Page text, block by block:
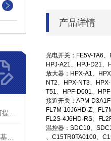
产品详情
光电开关：FE5V-TA6
HPJ-A21、HPJ-D21、
放大器：HPX-A1、
NT2、HPX-NT3、
T51、HPF-D001、
接近开关：APM-
FL7M-10J6HD-Z、
FL2S-4J6HD-RS、
温控器：SDC10、
、C15TR0TA0100、